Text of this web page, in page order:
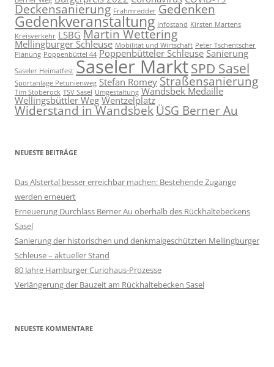
Deckensanierung Frahmredder Gedenken
Gedenkveranstaltung Infostand Kirsten Martens
Kreisverkehr LSBG Martin Wettering
Mellingburger Schleuse Mobilität und Wirtschaft Peter Tschentscher
Planung Poppenbüttel 44 Poppenbütteler SchleuseSanierung
Saseler Heimatfest Saseler MarktSPD Sasel
Sportanlage Petunienweg Stefan Romey Straßensanierung
Tim Stoberock TSV Sasel Umgestaltung Wandsbek Medaille
Wellingsbüttler WegWentzelplatz
Widerstand in Wandsbek ÜSG Berner Au
NEUESTE BEITRÄGE
Das Alstertal besser erreichbar machen: Bestehende Zugänge
werden erneuert
Erneuerung Durchlass Berner Au oberhalb des Rückhalte­beckens
Sasel
Sanierung der historischen und denkmalgeschützten Mellingburger
Schleuse – aktueller Stand
80 Jahre Hamburger Curiohaus-Prozesse
Verlängerung der Bauzeit am Rückhaltebecken Sasel
NEUESTE KOMMENTARE